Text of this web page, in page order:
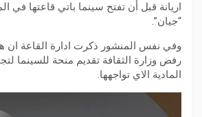
اريانة قبل أن تفتح سينما باتي قاعتها في
“جيان”.
وفي نفس المنشور ذكرت ادارة القاعة ان
رفض وزارة الثقافة تقديم منحة للسينما
المادية الاي تواجهها.